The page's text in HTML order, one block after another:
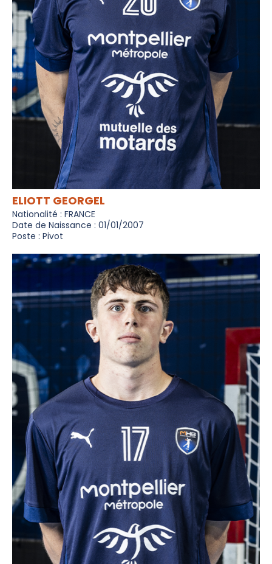
ELIOTT GEORGEL
Nationalité : FRANCE
Date de Naissance : 01/01/2007
Poste : Pivot